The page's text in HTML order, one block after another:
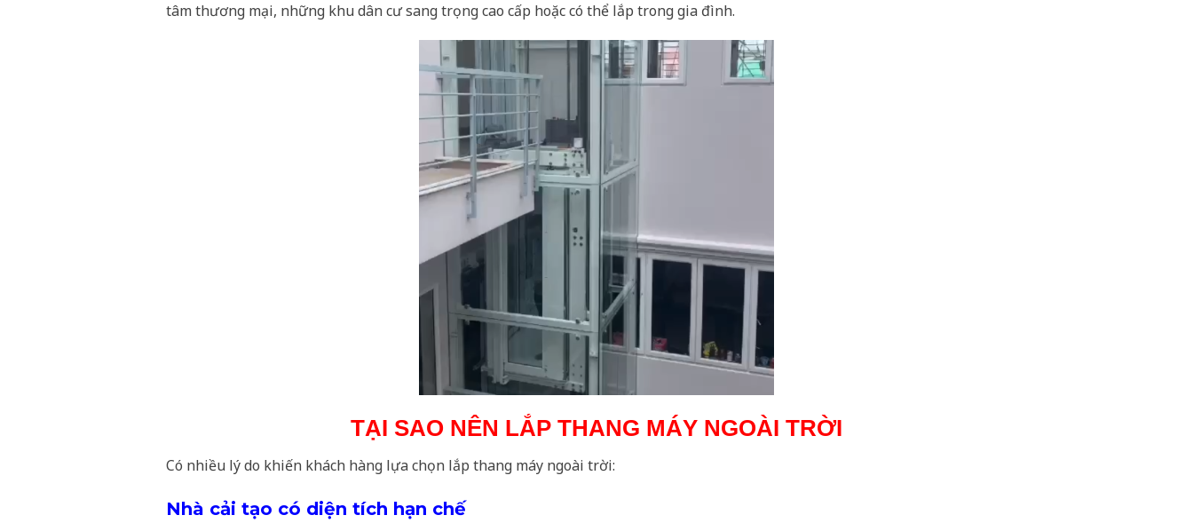
tâm thương mại, những khu dân cư sang trọng cao cấp hoặc có thể lắp trong gia đình.
TẠI SAO NÊN LẮP THANG MÁY NGOÀI TRỜI
Có nhiều lý do khiến khách hàng lựa chọn lắp thang máy ngoài trời:
Nhà cải tạo có diện tích hạn chế